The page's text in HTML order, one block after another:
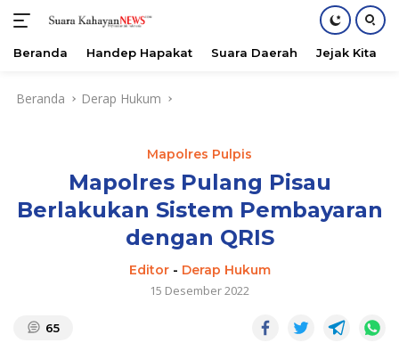
Beranda Handep Hapakat Suara Daerah Jejak Kita
Beranda Derap Hukum
Mapolres Pulpis
Mapolres Pulang Pisau
Berlakukan Sistem Pembayaran
dengan QRIS
Editor- Derap Hukum
15 Desember 2022
65